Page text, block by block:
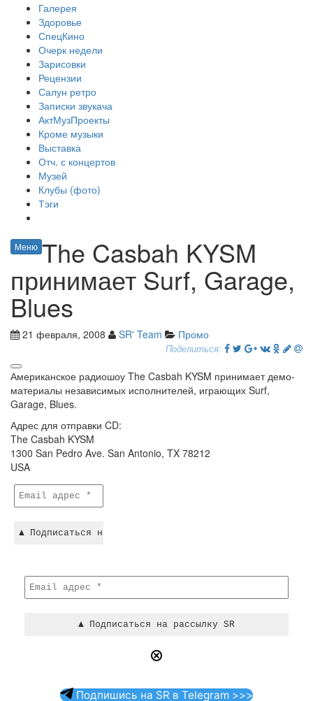
Галерея
Здоровье
СпецКино
Очерк недели
Зарисовки
Рецензии
Салун ретро
Записки звукача
АктМузПроекты
Кроме музыки
Выставка
Отч. с концертов
Музей
Клубы (фото)
Тэги
Меню The Casbah KYSM
принимает Surf, Garage,
Blues
21 февраля, 2008 SR' Team Промо
Поделиться:
Американское радиошоу The Casbah KYSM принимает демо-
материалы независимых исполнителей, играющих Surf,
Garage, Blues.
Адрес для отправки CD:
The Casbah KYSM
1300 San Pedro Ave. San Antonio, TX 78212
USA
Подпишись на SR в Telegram >>>